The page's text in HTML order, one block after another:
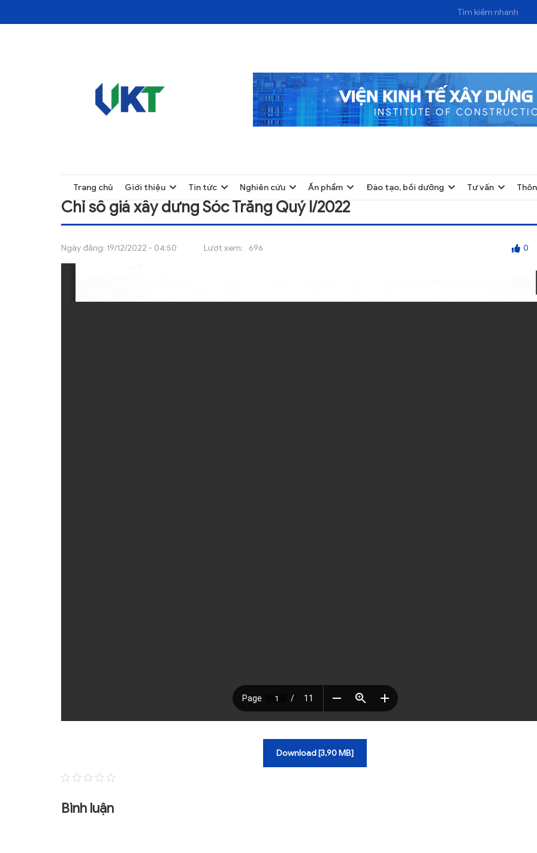
NGHIÊN CỨU
Trang chủ Giới thiệu Tin tức Nghiên cứu Ấn phẩm Đào tạo, bồi dưỡng Tư vấn
Chỉ số giá xây dưng Sóc Trăng Quý I/2022
Ngày đăng: 19/12/2022 - 04:50 Lượt xem: 696 0
Download [3,90 MB]
Bình luận